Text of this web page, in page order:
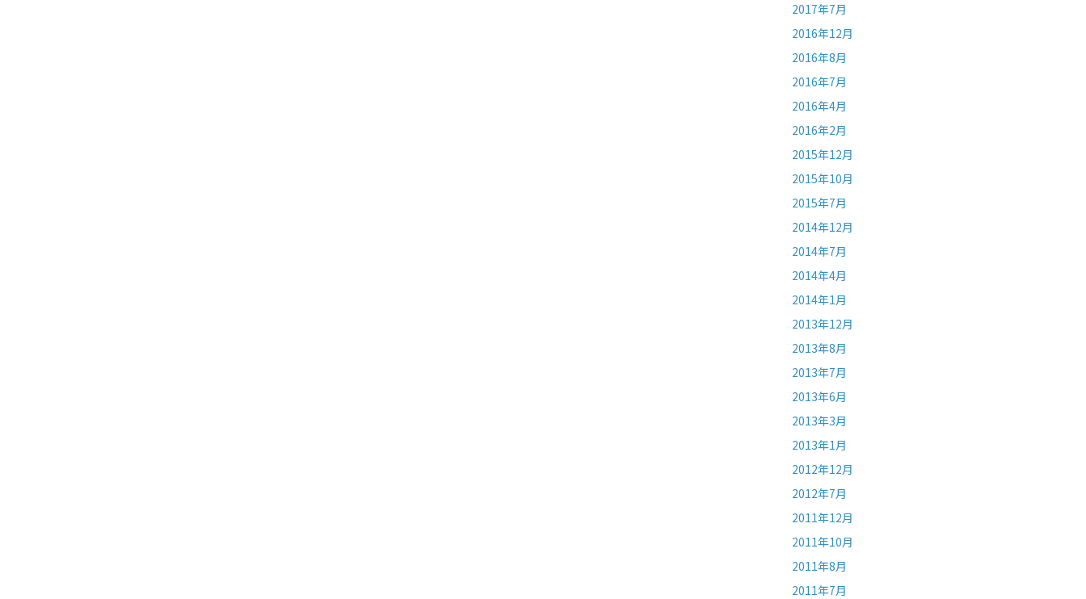
2017年7月
2016年12月
2016年8月
2016年7月
2016年4月
2016年2月
2015年12月
2015年10月
2015年7月
2014年12月
2014年7月
2014年4月
2014年1月
2013年12月
2013年8月
2013年7月
2013年6月
2013年3月
2013年1月
2012年12月
2012年7月
2011年12月
2011年10月
2011年8月
2011年7月